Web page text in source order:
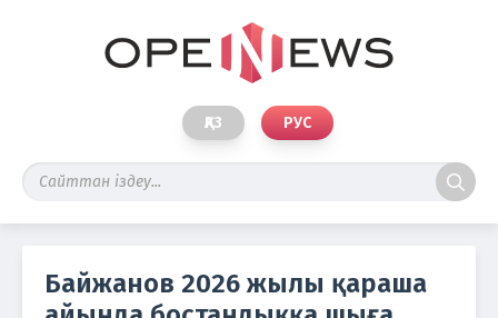
ҚАЗ РУС
Байжанов 2026 жылы қараша